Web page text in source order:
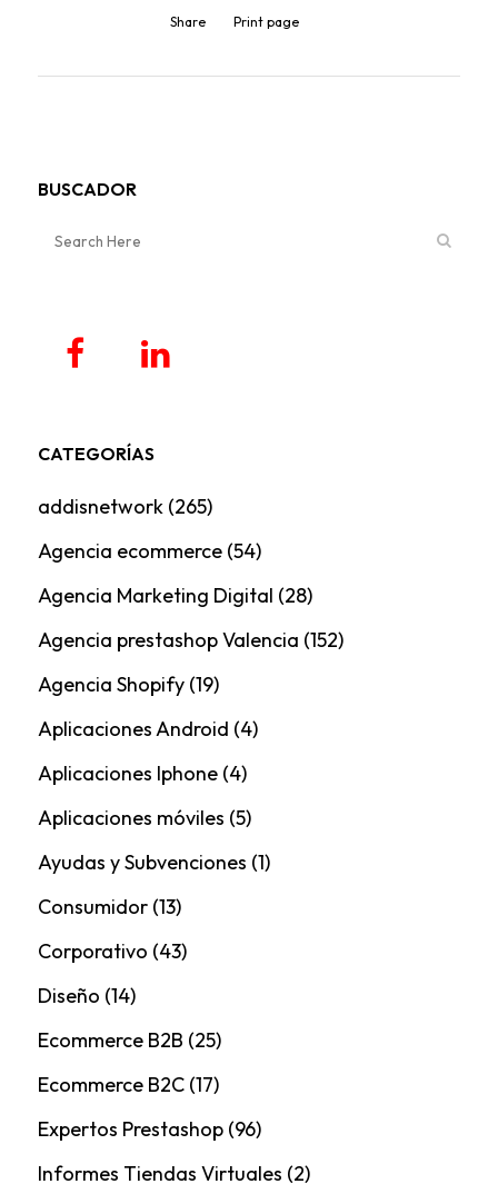
Share Print page
BUSCADOR
CATEGORÍAS
addisnetwork(265)
Agencia ecommerce(54)
Agencia Marketing Digital (28)
Agencia prestashop Valencia (152)
Agencia Shopify(19)
Aplicaciones Android (4)
Aplicaciones Iphone(4)
Aplicaciones móviles (5)
Ayudas y Subvenciones (1)
Consumidor(13)
Corporativo (43)
Diseño (14)
Ecommerce B2B (25)
Ecommerce B2C(17)
Expertos Prestashop(96)
Informes Tiendas Virtuales (2)